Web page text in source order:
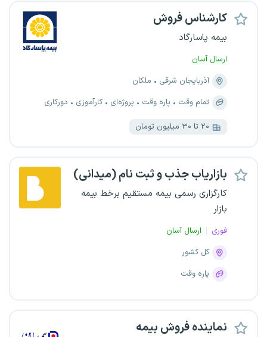
کارشناس فروش
بیمه پاسارگاد
ارسال آسان
آذربایجان شرقی
ملکان
تمام وقت
پاره وقت پروژه‌ای کارآموزی دورکاری
۲۰ تا ۳۰ میلیون تومان
بازاریاب جذب و ثبت نام (میدانی)
کارگزاری رسمی بیمه مستقیم برخط بیمه
بازار
فوری
ارسال آسان
کل کشور
پاره وقت
نماینده فروش بیمه